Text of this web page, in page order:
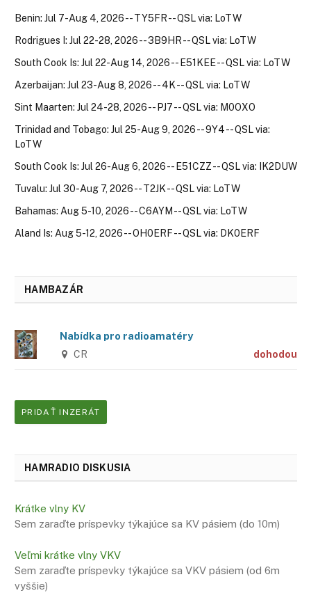
Benin: Jul 7-Aug 4, 2026 -- TY5FR -- QSL via: LoTW
Rodrigues I: Jul 22-28, 2026 -- 3B9HR -- QSL via: LoTW
South Cook Is: Jul 22-Aug 14, 2026 -- E51KEE -- QSL via: LoTW
Azerbaijan: Jul 23-Aug 8, 2026 -- 4K -- QSL via: LoTW
Sint Maarten: Jul 24-28, 2026 -- PJ7 -- QSL via: M0OXO
Trinidad and Tobago: Jul 25-Aug 9, 2026 -- 9Y4 -- QSL via:
LoTW
South Cook Is: Jul 26-Aug 6, 2026 -- E51CZZ -- QSL via: IK2DUW
Tuvalu: Jul 30-Aug 7, 2026 -- T2JK -- QSL via: LoTW
Bahamas: Aug 5-10, 2026 -- C6AYM -- QSL via: LoTW
Aland Is: Aug 5-12, 2026 -- OH0ERF -- QSL via: DK0ERF
HAMBAZÁR
Nabídka pro radioamatéry
CR dohodou
PRIDAŤ INZERÁT
HAMRADIO DISKUSIA
Krátke vlny KV
Sem zaraďte príspevky týkajúce sa KV pásiem (do 10m)
Veľmi krátke vlny VKV
Sem zaraďte príspevky týkajúce sa VKV pásiem (od 6m
vyššie)